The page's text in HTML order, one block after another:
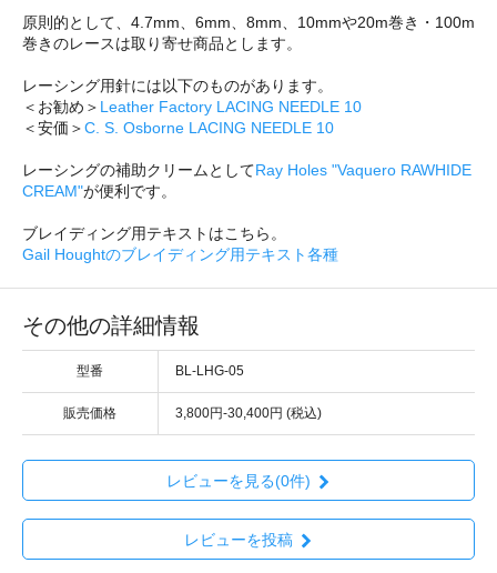
原則的として、4.7mm、6mm、8mm、10mmや20m巻き・100m
巻きのレースは取り寄せ商品とします。
レーシング用針には以下のものがあります。
＜お勧め＞ Leather Factory LACING NEEDLE 10
＜安価＞C. S. Osborne LACING NEEDLE 10
レーシングの補助クリームとしてRay Holes "Vaquero RAWHIDE
CREAM"が便利です。
ブレイディング用テキストはこちら。
Gail Houghtのブレイディング用テキスト各種
その他の詳細情報
型番 BL-LHG-05
販売価格 3,800円-30,400円 (税込)
レビューを見る(0件)
レビューを投稿